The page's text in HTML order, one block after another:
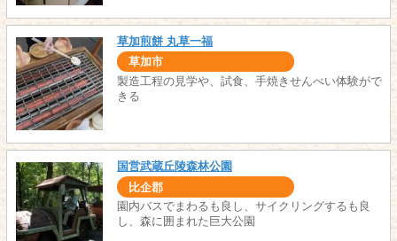
草加煎餅 丸草一福
草加市
製造工程の見学や、試食、手焼きせんべい体験がで
きる
国営武蔵丘陵森林公園
比企郡
園内バスでまわるも良し、サイクリングするも良
し、森に囲まれた巨大公園